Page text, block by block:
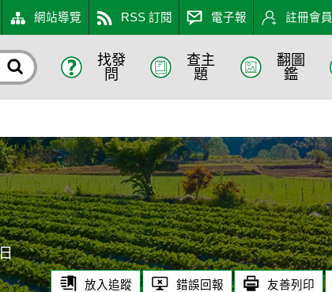
網站導覽 RSS 訂閱 電子報 註冊會員
找發
問
查主
題
翻圖
鑑
放入追蹤 錯誤回報 友善列印